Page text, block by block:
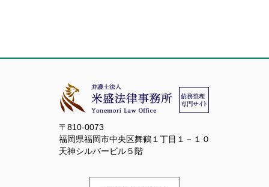
〒810-0073
福岡県福岡市中央区舞鶴１丁目１－１０
天神シルバービル５階